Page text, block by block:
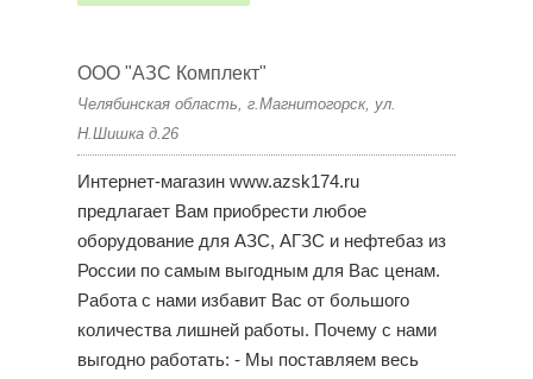
ООО "АЗС Комплект"
Челябинская область, г.Магнитогорск, ул.
Н.Шишка д.26
Интернет-магазин www.azsk174.ru
предлагает Вам приобрести любое
оборудование для АЗС, АГЗС и нефтебаз из
России по самым выгодным для Вас ценам.
Работа с нами избавит Вас от большого
количества лишней работы. Почему с нами
выгодно работать: - Мы поставляем весь